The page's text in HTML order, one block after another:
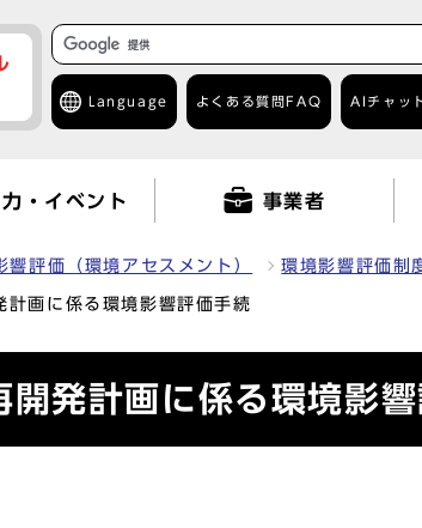
Language よくある質問 FAQ AIチャッ
・イベント 事業者
響評価（環境アセスメント） 環境影響評価制
画に係る環境影響評価手続
発計画に係る環境影響